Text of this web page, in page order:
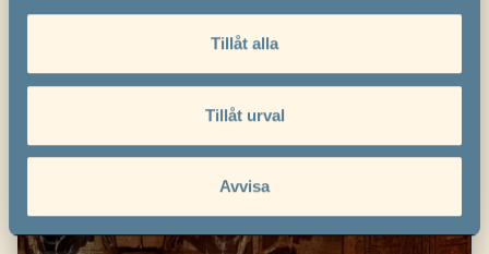
Dessa kan i sin tur kombinera informationen med annan
information som du har tillhandahållit eller som de har
samlat in när du har använt deras tjänster.
Tillåt alla
Tillåt urval
Avvisa